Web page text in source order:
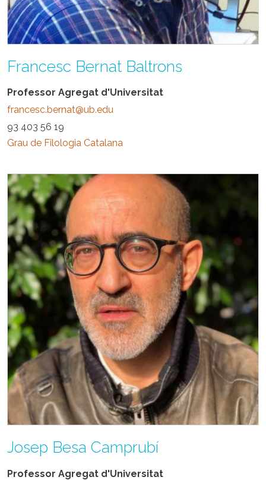
Francesc Bernat Baltrons
Professor Agregat d'Universitat
francesc.bernat@ub.edu
93 403 56 19
Grau de Filologia Catalana
Josep Besa Camprubí
Professor Agregat d'Universitat